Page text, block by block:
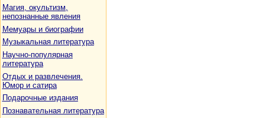
Магия, окультизм,
непознанные явления
Мемуары и биографии
Музыкальная литература
Научно-популярная
литература
Отдых и развлечения.
Юмор и сатира
Подарочные издания
Познавательная литература